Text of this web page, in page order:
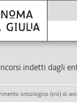
indetti dagli
oncologico (cro) di